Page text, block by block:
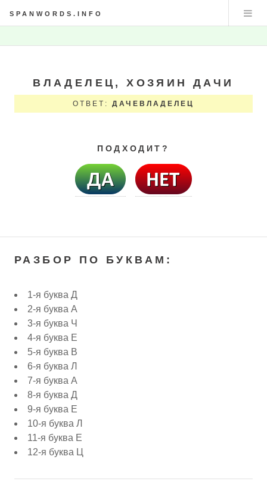
SPANWORDS.INFO
ВЛАДЕЛЕЦ, ХОЗЯИН ДАЧИ
ОТВЕТ:ДАЧЕВЛАДЕЛЕЦ
ПОДХОДИТ?
РАЗБОР ПО БУКВАМ:
1-я буква Д
2-я буква А
3-я буква Ч
4-я буква Е
5-я буква В
6-я буква Л
7-я буква А
8-я буква Д
9-я буква Е
10-я буква Л
11-я буква Е
12-я буква Ц